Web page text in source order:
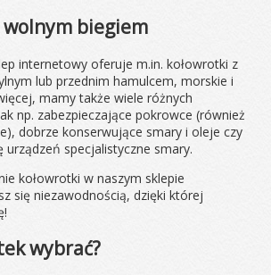
wolnym biegiem
internetowy oferuje m.in. kołowrotki z
lub przednim hamulcem, morskie i
mamy także wiele różnych
np. zabezpieczające pokrowce (również
dobrze konserwujące smary i oleje czy
urządzeń specjalistyczne smary.
kołowrotki w naszym sklepie
się niezawodnością, dzięki której
wybrać?